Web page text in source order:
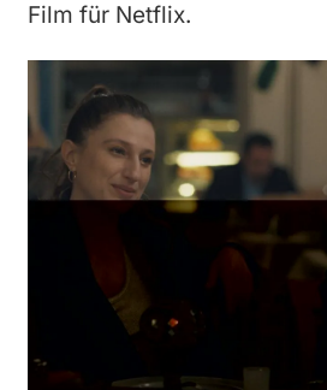
Film für Netflix.